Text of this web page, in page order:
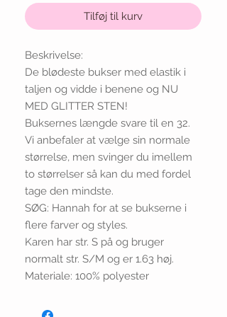
Tilføj til kurv
Beskrivelse:
De blødeste bukser med elastik i
taljen og vidde i benene og NU
MED GLITTER STEN!
Buksernes længde svare til en 32.
Vi anbefaler at vælge sin normale
størrelse, men svinger du imellem
to størrelser så kan du med fordel
tage den mindste.
SØG: Hannah for at se bukserne i
flere farver og styles.
Karen har str. S på og bruger
normalt str. S/M og er 1.63 høj.
Materiale: 100% polyester